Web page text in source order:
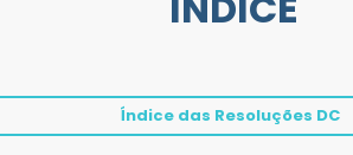
Índice das Resoluções DC